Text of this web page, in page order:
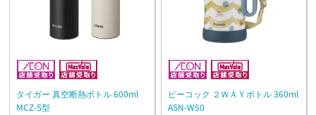
タイガー 真空断熱ボトル 600ml
MCZ-S型
ピーコック ２ＷＡＹボトル 360ml
ASN-W50